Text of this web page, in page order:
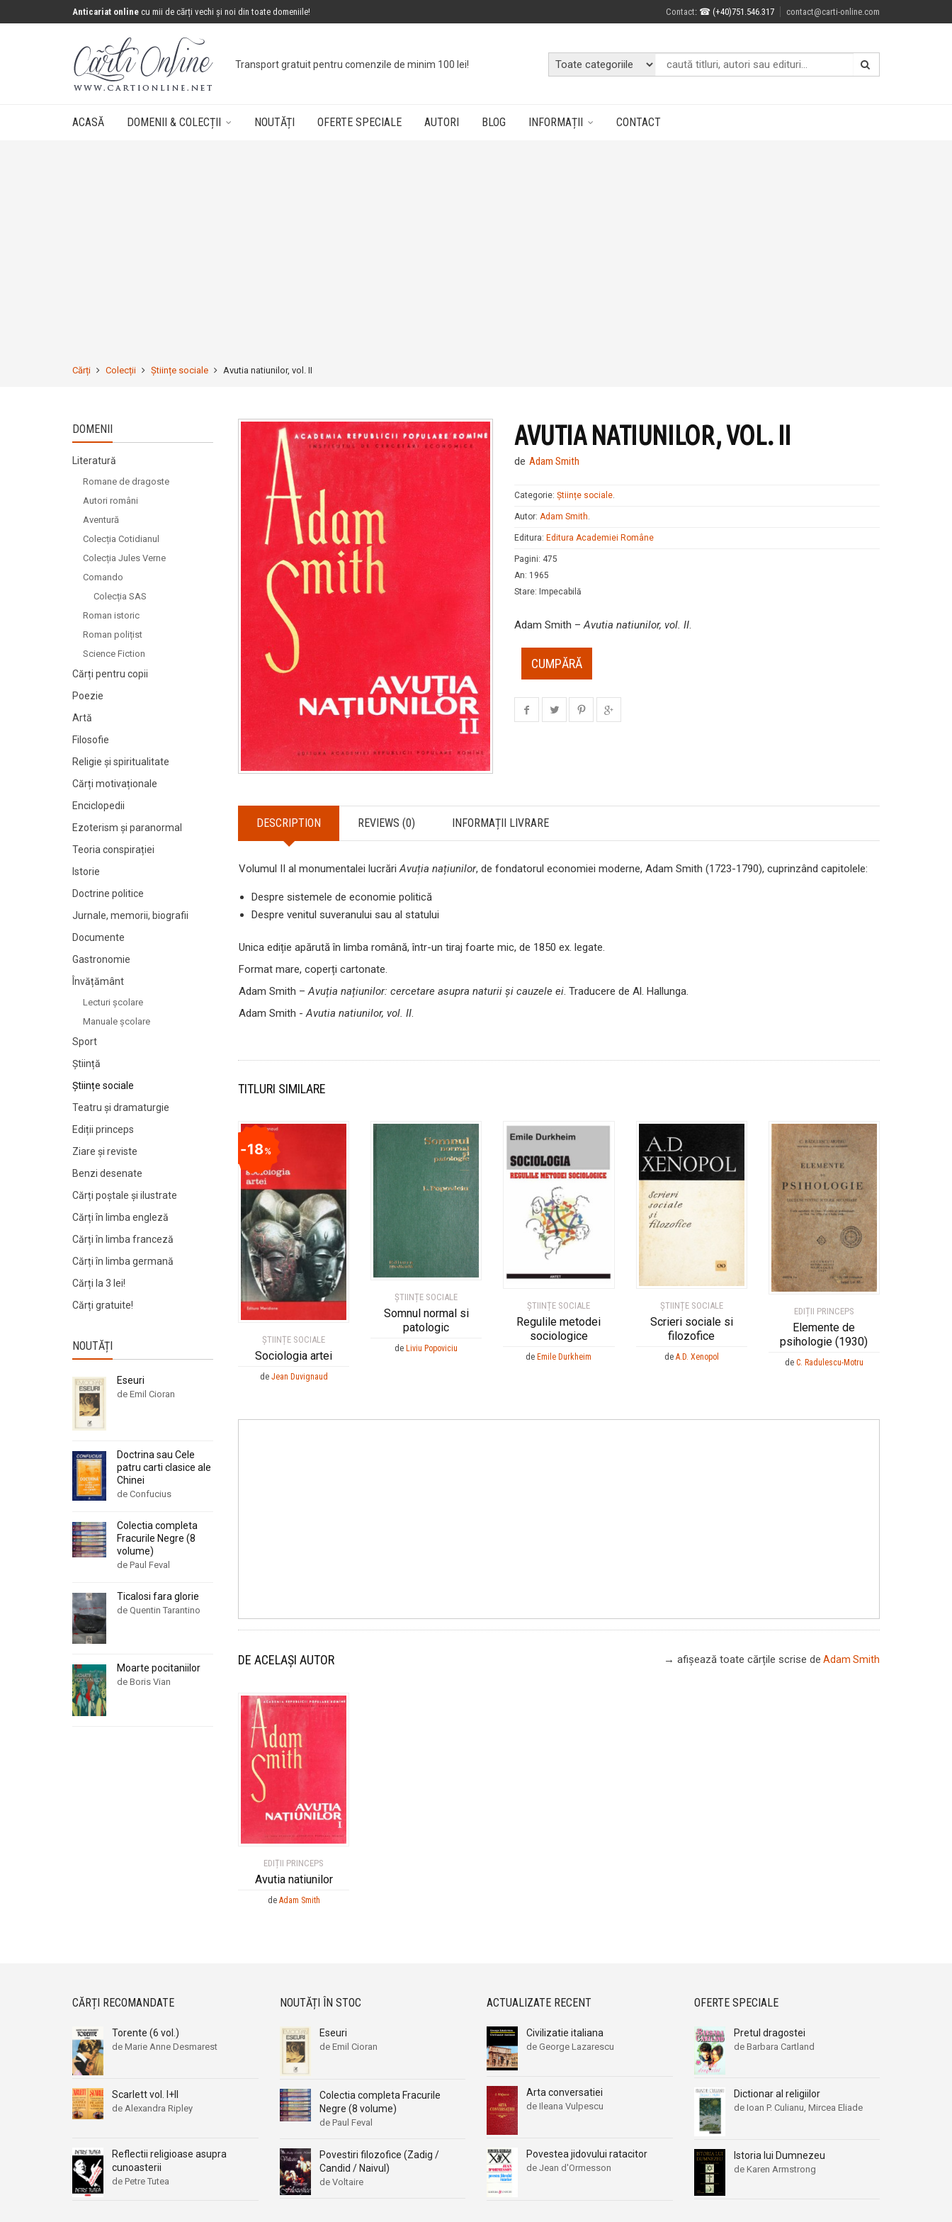
Anticariat online cu mii de cărți vechi și noi din toate domeniile! Contact: ☎ (+40)751.546.317 contact@carti-online.com
Transport gratuit pentru comenzile de minim 100 lei!
ACASĂ DOMENII & COLECȚII NOUTĂȚI OFERTE SPECIALE AUTORI BLOG INFORMAȚII CONTACT
Cărți Colecții Științe sociale Avutia natiunilor, vol. II
AVUTIA NATIUNILOR, VOL. II
de Adam Smith
Categorie: Științe sociale.
Autor: Adam Smith.
Editura: Editura Academiei Române
Pagini: 475
An: 1965
Stare: Impecabilă
Adam Smith –Avutia natiunilor, vol. II.
CUMPĂRĂ
DESCRIPTION REVIEWS (0) INFORMAȚII LIVRARE
Volumul II al monumentalei lucrăriAvuția națiunilor, de fondatorul economiei moderne, Adam Smith (1723-1790), cuprinzând capitolele:
Despre sistemele de economie politică
Despre venitul suveranului sau al statului
Unica ediție apărută în limba română, într-un tiraj foarte mic, de 1850 ex. legate.
Format mare, coperți cartonate.
Adam Smith –Avuția națiunilor: cercetare asupra naturii și cauzele ei. Traducere de Al. Hallunga.
Adam Smith -Avutia natiunilor, vol. II.
TITLURI SIMILARE
ȘTIINȚE SOCIALE
Sociologia artei
18%
de Jean Duvignaud
ȘTIINȚE SOCIALE
Somnul normal si
patologic
deLiviu Popoviciu
ȘTIINȚE SOCIALE
Regulile metodei
sociologice
de Emile Durkheim
ȘTIINȚE SOCIALE
Scrieri sociale si
filozofice
de A.D. Xenopol
EDIȚII PRINCEPS
Elemente de
psihologie (1930)
de C. Radulescu-Motru
DE ACELAȘI AUTOR → afișează toate cărțile scrise de Adam Smith
EDIȚII PRINCEPS
Avutia natiunilor
de Adam Smith
DOMENII
Literatură
Romane de dragoste
Autori români
Aventură
Colecția Cotidianul
Colecția Jules Verne
Comando
Colecția SAS
Roman istoric
Roman polițist
Science Fiction
Cărți pentru copii
Poezie
Artă
Filosofie
Religie și spiritualitate
Cărți motivaționale
Enciclopedii
Ezoterism și paranormal
Teoria conspirației
Istorie
Doctrine politice
Jurnale, memorii, biografii
Documente
Gastronomie
Învățământ
Lecturi şcolare
Manuale şcolare
Sport
Știință
Științe sociale
Teatru și dramaturgie
Ediții princeps
Ziare şi reviste
Benzi desenate
Cărți poștale și ilustrate
Cărți în limba engleză
Cărți în limba franceză
Cărți în limba germană
Cărți la 3 lei!
Cărți gratuite!
NOUTĂȚI
Eseuri
de Emil Cioran
Doctrina sau Cele
patru carti clasice ale
Chinei
de Confucius
Colectia completa
Fracurile Negre (8
volume)
de Paul Feval
Ticalosi fara glorie
de Quentin Tarantino
Moarte pocitaniilor
de Boris Vian
CĂRȚI RECOMANDATE
Torente (6 vol.)
de Marie Anne Desmarest
Scarlett vol. I+II
de Alexandra Ripley
Reflectii religioase asupra
cunoasterii
de Petre Tutea
NOUTĂȚI ÎN STOC
Eseuri
de Emil Cioran
Colectia completa Fracurile
Negre (8 volume)
de Paul Feval
Povestiri filozofice (Zadig /
Candid / Naivul)
de Voltaire
ACTUALIZATE RECENT
Civilizatie italiana
de George Lazarescu
Arta conversatiei
de Ileana Vulpescu
Povestea jidovului ratacitor
de Jean d'Ormesson
OFERTE SPECIALE
Pretul dragostei
de Barbara Cartland
Dictionar al religiilor
de Ioan P. Culianu, Mircea Eliade
Istoria lui Dumnezeu
de Karen Armstrong